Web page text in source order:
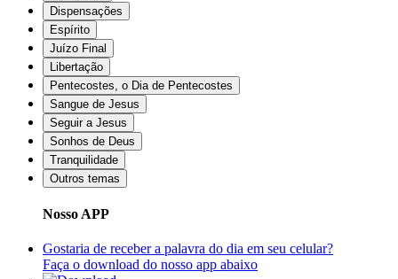
Dispensações
Espírito
Juízo Final
Libertação
Pentecostes, o Dia de Pentecostes
Sangue de Jesus
Seguir a Jesus
Sonhos de Deus
Tranquilidade
Outros temas
Nosso APP
Gostaria de receber a palavra do dia em seu celular?
Faça o download do nosso app abaixo